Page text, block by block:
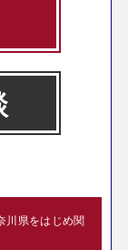
川県をはじめ関